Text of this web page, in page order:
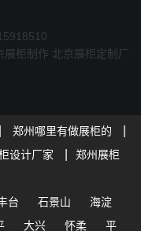
展柜制作 北京展柜定制厂
郑州哪里有做展柜的
设计厂家
郑州展柜
台 石景山
海淀
大兴 怀柔 平